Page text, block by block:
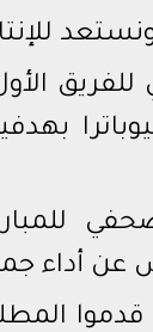
عن أداء